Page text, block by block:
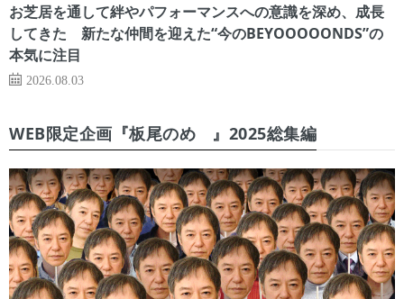
お芝居を通して絆やパフォーマンスへの意識を深め、成長
してきた 新たな仲間を迎えた“今のBEYOOOOONDS”の
本気に注目
2026.08.03
WEB限定企画『板尾のめ゙』2025総集編